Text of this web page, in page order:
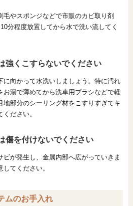
やスポンジなどで市販のカビ取り剤
分程度放置してから水で洗い流してく
強くこすらないでください
に向かって水洗いしましょう。特に汚れ
お湯で薄めてから洗車用ブラシなどで軽
地部分のシーリング材をこすりすぎてキ
ださい。
傷を付けないでください
が発生し、金属内部へ広がっていきま
てください。
ムのお手入れ